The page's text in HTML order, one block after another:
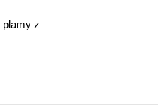
plamy z